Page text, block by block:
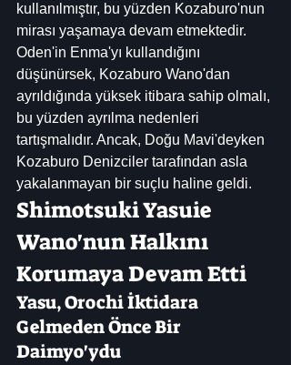
kullanılmıştır, bu yüzden Kozaburo'nun
mirası yaşamaya devam etmektedir.
Oden'in Enma'yı kullandığını
düşünürsek, Kozaburo Wano'dan
ayrıldığında yüksek itibara sahip olmalı,
bu yüzden ayrılma nedenleri
tartışmalıdır. Ancak, Doğu Mavi'deyken
Kozaburo Denizciler tarafından asla
yakalanmayan bir suçlu haline geldi.
Shimotsuki Yasuie
Wano'nun Halkını
Korumaya Devam Etti
Yasu, Orochi İktidara
Gelmeden Önce Bir
Daimyo'ydu